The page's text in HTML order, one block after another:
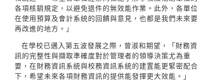
各項核銷規定，以避免退件的無效能作業。此外，各單位
在使用預算及會計系統的回饋與意見，也都是我們未來要
再改進的地方。」
在學校已邁入第五波發展之際，曾淑和期望，「財務資
訊的完整性與擷取準確度對於管理者的領導決策尤為重
要，在財務資訊系統與校務資訊系統的建置能更緊密配合
下，希望未來各項財務資訊的提供能發揮更大效能。」